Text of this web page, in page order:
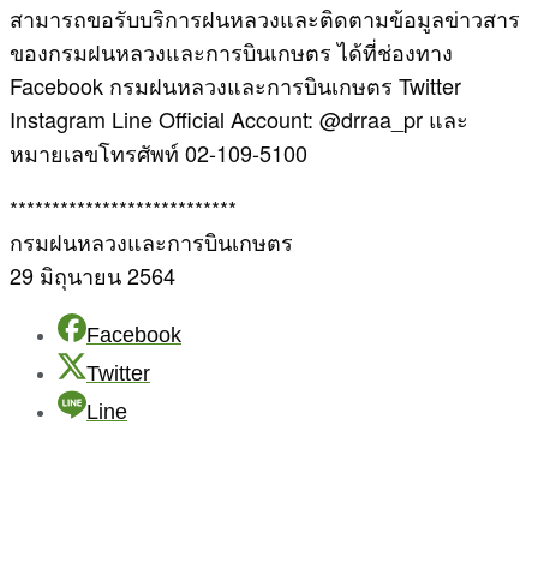
สามารถขอรับบริการฝนหลวงและติดตามข้อมูลข่าวสาร
ของกรมฝนหลวงและการบินเกษตร ได้ที่ช่องทาง
Facebook กรมฝนหลวงและการบินเกษตร Twitter
Instagram Line Official Account: @drraa_pr และ
หมายเลขโทรศัพท์ 02-109-5100
***************************
กรมฝนหลวงและการบินเกษตร
29 มิถุนายน 2564
Facebook
Twitter
Line